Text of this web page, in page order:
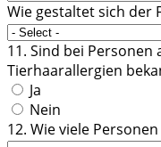
Wie gestaltet sich der
11. Sind bei
Tierhaarallergien
Ja
Nein
12. Wie viele